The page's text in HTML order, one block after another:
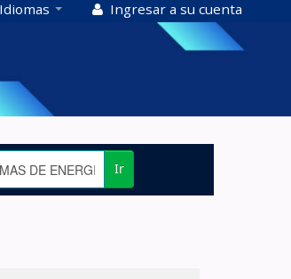
Idiomas Ingresar a su cuenta
Ir